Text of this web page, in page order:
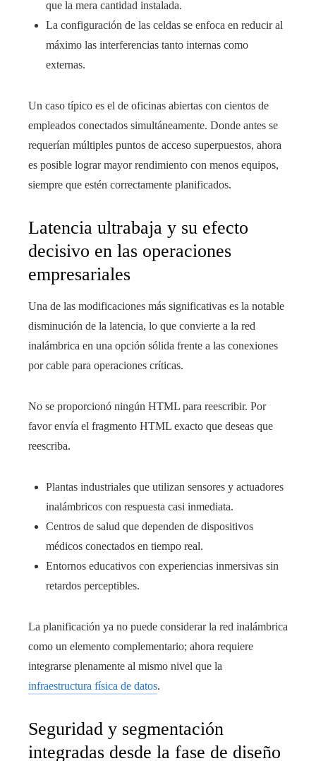
que la mera cantidad instalada.
La configuración de las celdas se enfoca en reducir al
máximo las interferencias tanto internas como
externas.
Un caso típico es el de oficinas abiertas con cientos de
empleados conectados simultáneamente. Donde antes se
requerían múltiples puntos de acceso superpuestos, ahora
es posible lograr mayor rendimiento con menos equipos,
siempre que estén correctamente planificados.
Latencia ultrabaja y su efecto
decisivo en las operaciones
empresariales
Una de las modificaciones más significativas es la notable
disminución de la latencia, lo que convierte a la red
inalámbrica en una opción sólida frente a las conexiones
por cable para operaciones críticas.
No se proporcionó ningún HTML para reescribir. Por
favor envía el fragmento HTML exacto que deseas que
reescriba.
Plantas industriales que utilizan sensores y actuadores
inalámbricos con respuesta casi inmediata.
Centros de salud que dependen de dispositivos
médicos conectados en tiempo real.
Entornos educativos con experiencias inmersivas sin
retardos perceptibles.
La planificación ya no puede considerar la red inalámbrica
como un elemento complementario; ahora requiere
integrarse plenamente al mismo nivel que la
infraestructura física de datos.
Seguridad y segmentación
integradas desde la fase de diseño